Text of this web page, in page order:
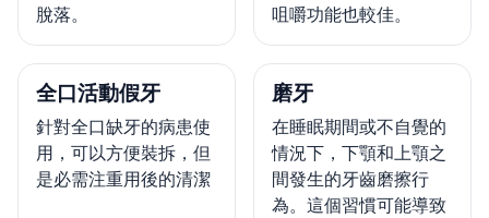
脫落。
咀嚼功能也較佳。
全口活動假牙
針對全口缺牙的病患使
用，可以方便裝拆，但
是必需注重用後的清潔
磨牙
在睡眠期間或不自覺的
情況下，下顎和上顎之
間發生的牙齒磨擦行
為。這個習慣可能導致